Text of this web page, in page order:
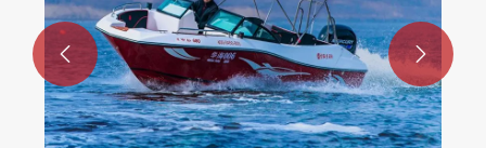
 